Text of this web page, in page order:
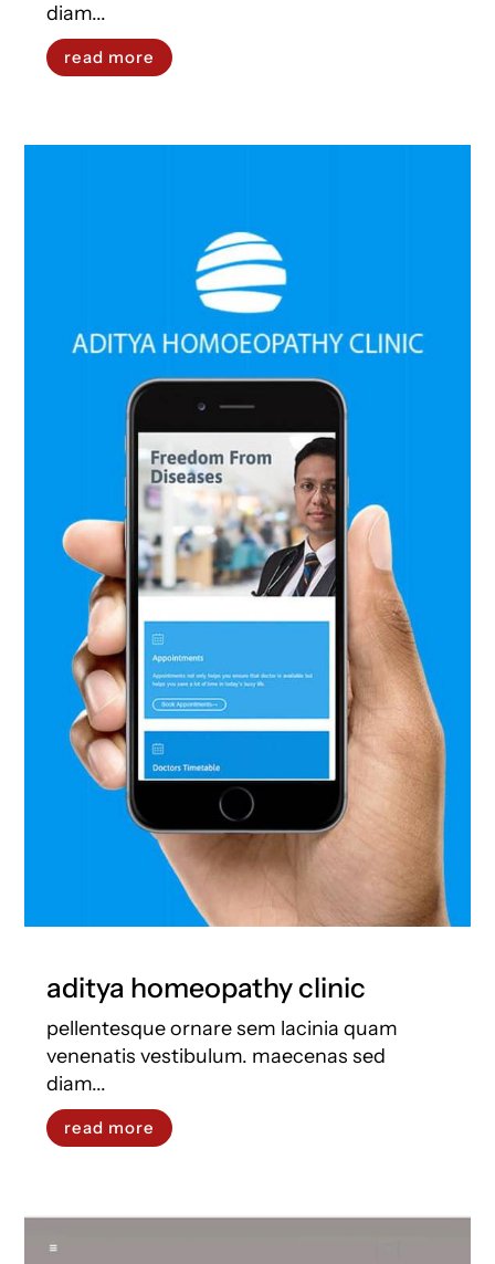
diam...
read more
aditya homeopathy clinic
pellentesque ornare sem lacinia quam
venenatis vestibulum. maecenas sed
diam...
read more